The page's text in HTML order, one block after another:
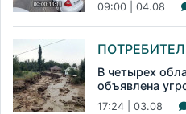
09:00 | 04.08
В четырех
объявлена
17:24 | 03.08